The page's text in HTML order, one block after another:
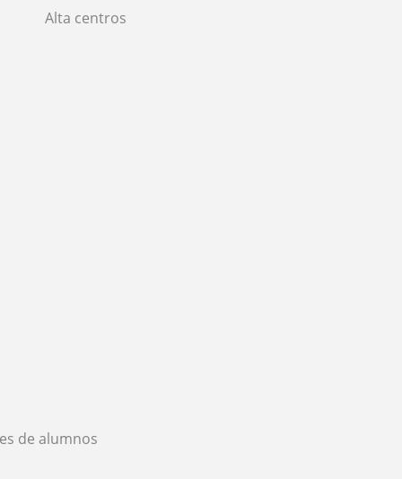
Alta centros
de alumnos